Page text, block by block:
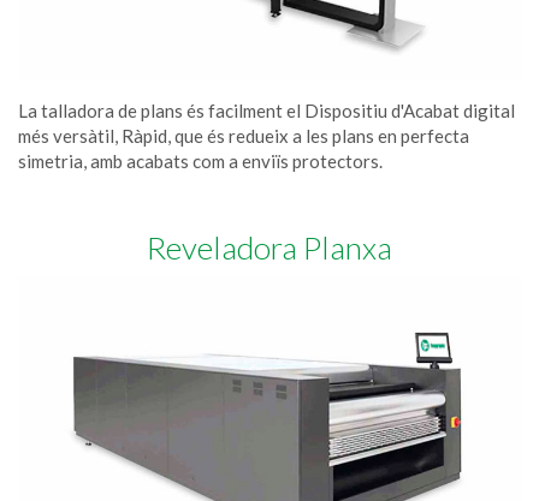
La talladora de plans és facilment el Dispositiu d'Acabat digital
més versàtil, Ràpid, que és redueix a les plans en perfecta
simetria, amb acabats com a enviïs protectors.
Reveladora Planxa